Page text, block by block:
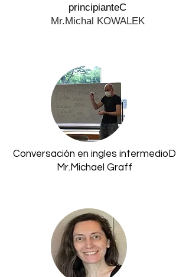
principianteC
Mr.Michal KOWALEK
​Conversación en ingles intermedioD
Mr.Michael Graff